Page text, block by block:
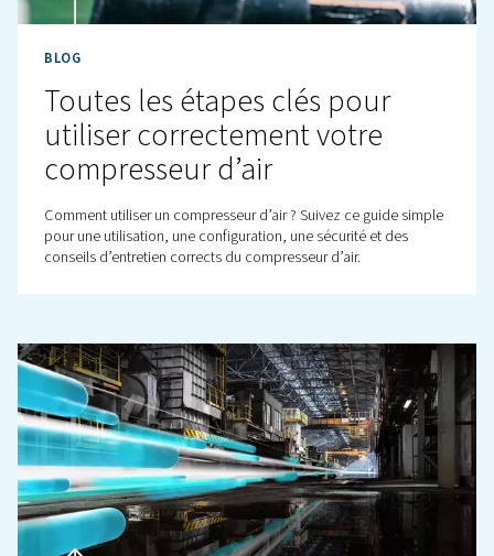
Où fonctionne l’air
Découvrez les diverses applications des compresseurs
comprimé et d’air. Apprenez où l’air comprimé est
comment sélectionner le bon système et découvrez des
utilisations inattendues dans tous les secteurs.